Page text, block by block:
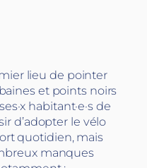
lieu de pointer
et points noirs
habitant·e·s de
d’adopter le vélo
quotidien, mais
manques